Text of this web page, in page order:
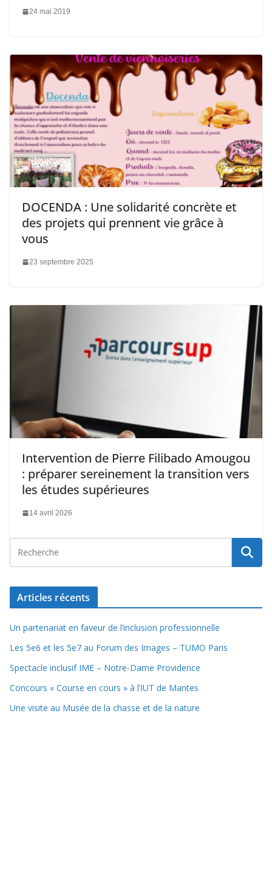
24 mai 2019
DOCENDA : Une solidarité concrète et
des projets qui prennent vie grâce à
vous
23 septembre 2025
Intervention de Pierre Filibado Amougou
: préparer sereinement la transition vers
les études supérieures
14 avril 2026
Articles récents
Un partenariat en faveur de l’inclusion professionnelle
Les 5e6 et les 5e7 au Forum des Images – TUMO Paris
Spectacle inclusif IME – Notre-Dame Providence
Concours « Course en cours » à l’IUT de Mantes
Une visite au Musée de la chasse et de la nature